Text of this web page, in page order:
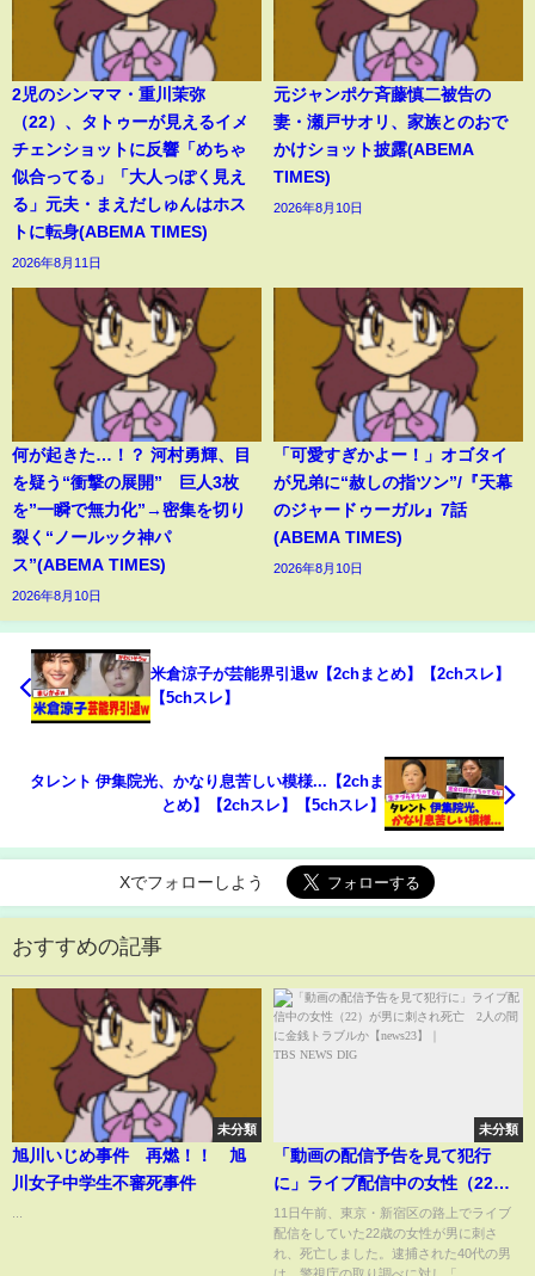
2児のシンママ・重川茉弥
（22）、タトゥーが見えるイメ
チェンショットに反響「めちゃ
似合ってる」「大人っぽく見え
る」元夫・まえだしゅんはホス
トに転身(ABEMA TIMES)
2026年8月11日
元ジャンポケ斉藤慎二被告の
妻・瀬戸サオリ、家族とのおで
かけショット披露(ABEMA
TIMES)
2026年8月10日
何が起きた…！？ 河村勇輝、目
を疑う“衝撃の展開” 巨人3枚
を”一瞬で無力化”→密集を切り
裂く“ノールック神パ
ス”(ABEMA TIMES)
2026年8月10日
「可愛すぎかよー！」オゴタイ
が兄弟に“赦しの指ツン”/『天幕
のジャードゥーガル』7話
(ABEMA TIMES)
2026年8月10日
米倉涼子が芸能界引退w【2chまとめ】【2chスレ】
【5chスレ】
タレント 伊集院光、かなり息苦しい模様...【2chま
とめ】【2chスレ】【5chスレ】
Xでフォローしよう
おすすめの記事
未分類
旭川いじめ事件 再燃！！ 旭
川女子中学生不審死事件
未分類
「動画の配信予告を見て犯行
に」ライブ配信中の女性（22）
が男に刺され死亡 2人の間に金
銭トラブルか【news23】｜
TBS NEWS DIG
11日午前、東京・新宿区の路上でライブ
配信をしていた22歳の女性が男に刺さ
れ、死亡しました。逮捕された40代の男